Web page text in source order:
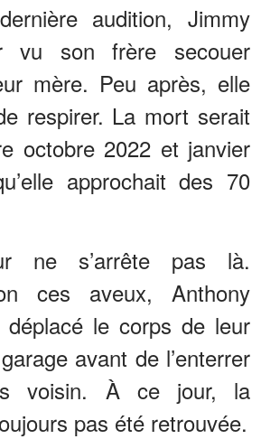
audition, Jimmy
vu son frère secouer
mère. Peu après, elle
respirer. La mort serait
octobre 2022 et janvier
approchait des 70
ne s’arrête pas là.
ces aveux, Anthony
déplacé le corps de leur
avant de l’enterrer
voisin. À ce jour, la
pas été retrouvée.